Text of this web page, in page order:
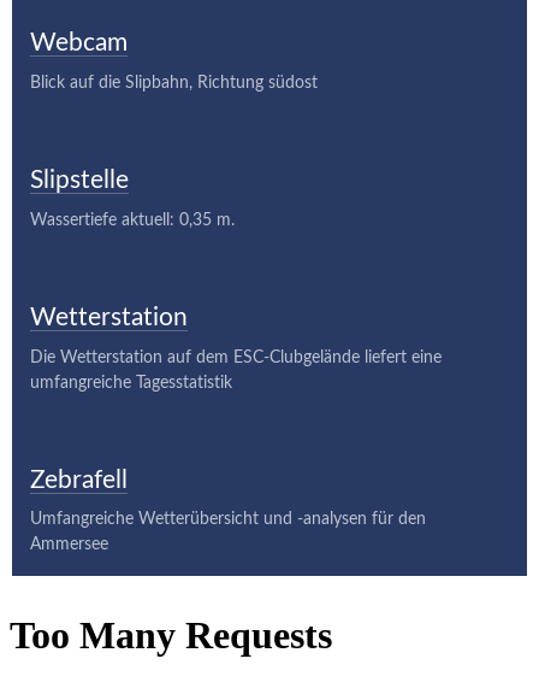
Webcam
Blick auf die Slipbahn, Richtung südost
Slipstelle
Wassertiefe aktuell: 0,35 m.
Wetterstation
Die Wetterstation auf dem ESC-Clubgelände liefert eine
umfangreiche Tagesstatistik
Zebrafell
Umfangreiche Wetterübersicht und -analysen für den
Ammersee